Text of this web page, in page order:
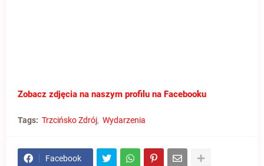
Zobacz zdjęcia na naszym profilu na Facebooku
Tags: Trzcińsko Zdrój Wydarzenia
Facebook